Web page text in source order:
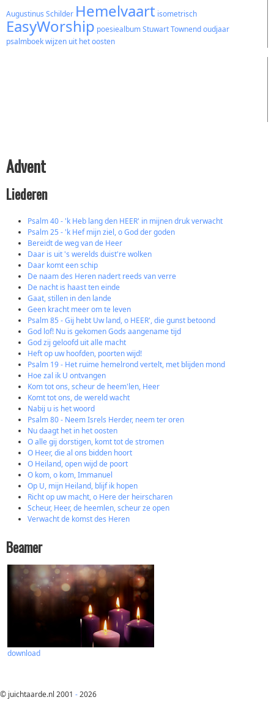
Augustinus Schilder Hemelvaart isometrisch
EasyWorship poesiealbumStuwart Townendoudjaar
psalmboekwijzen uit het oosten
Advent
Liederen
Psalm 40 - 'k Heb lang den HEER' in mijnen druk verwacht
Psalm 25 - 'k Hef mijn ziel, o God der goden
Bereidt de weg van de Heer
Daar is uit 's werelds duist're wolken
Daar komt een schip
De naam des Heren nadert reeds van verre
De nacht is haast ten einde
Gaat, stillen in den lande
Geen kracht meer om te leven
Psalm 85 - Gij hebt Uw land, o HEER', die gunst betoond
God lof! Nu is gekomen Gods aangename tijd
God zij geloofd uit alle macht
Heft op uw hoofden, poorten wijd!
Psalm 19 - Het ruime hemelrond vertelt, met blijden mond
Hoe zal ik U ontvangen
Kom tot ons, scheur de heem'len, Heer
Komt tot ons, de wereld wacht
Nabij u is het woord
Psalm 80 - Neem Isrels Herder, neem ter oren
Nu daagt het in het oosten
O alle gij dorstigen, komt tot de stromen
O Heer, die al ons bidden hoort
O Heiland, open wijd de poort
O kom, o kom, Immanuel
Op U, mijn Heiland, blijf ik hopen
Richt op uw macht, o Here der heirscharen
Scheur, Heer, de heemlen, scheur ze open
Verwacht de komst des Heren
Beamer
download
© juichtaarde.nl 2001 -2026